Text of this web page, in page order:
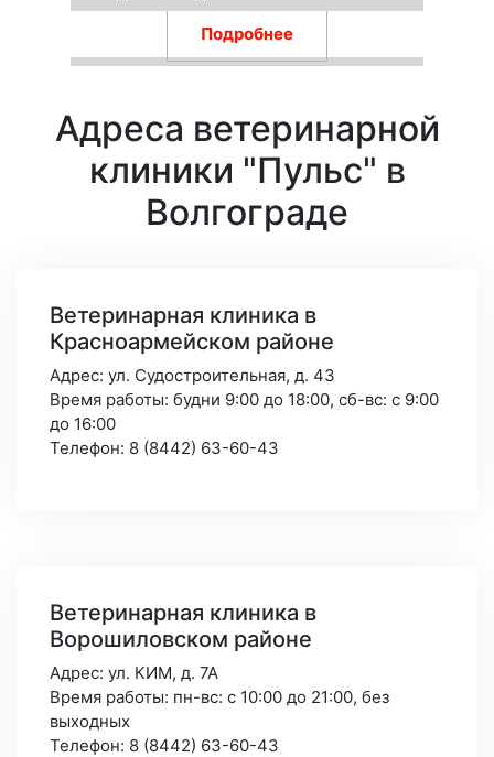
Подробнее
Адреса ветеринарной
клиники "Пульс" в
Волгограде
Ветеринарная клиника в
Красноармейском районе
Адрес: ул. Судостроительная, д. 43
Время работы: будни 9:00 до 18:00, сб-вс: с 9:00
до 16:00
Телефон: 8 (8442) 63-60-43
Ветеринарная клиника в
Ворошиловском районе
Адрес: ул. КИМ, д. 7А
Время работы: пн-вс: с 10:00 до 21:00, без
выходных
Телефон: 8 (8442) 63-60-43